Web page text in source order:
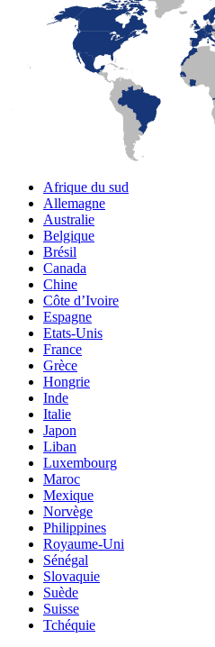
Afrique du sud
Allemagne
Australie
Belgique
Brésil
Canada
Chine
Côte d’Ivoire
Espagne
Etats-Unis
France
Grèce
Hongrie
Inde
Italie
Japon
Liban
Luxembourg
Maroc
Mexique
Norvège
Philippines
Royaume-Uni
Sénégal
Slovaquie
Suède
Suisse
Tchéquie